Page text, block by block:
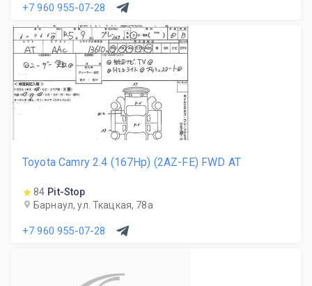
+7 960 955-07-28
Toyota Camry 2.4 (167Hp) (2AZ-FE) FWD AT
84 Pit-Stop
Барнаул, ул. Ткацкая, 78а
+7 960 955-07-28